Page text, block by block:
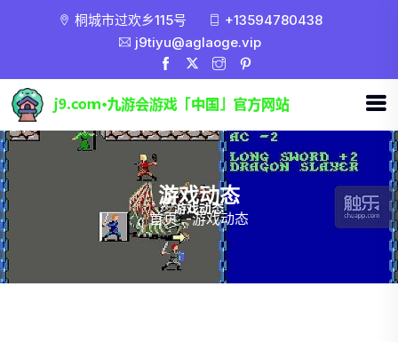
桐城市过欢乡115号
+13594780438
j9tiyu@aglaoge.vip
游戏动态
首页 -游戏动态